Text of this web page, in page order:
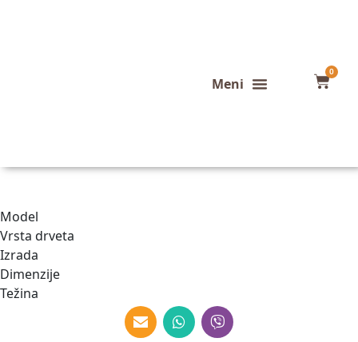
0
Model
Vrsta drveta
Izrada
Dimenzije
Težina